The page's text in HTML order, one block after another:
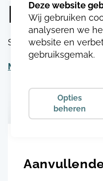
Durea
SKU:DU106531469243
Meer informatie
Wij gebruiken
analyseren we
website en
gebruiksgemak.
Opties
beheren